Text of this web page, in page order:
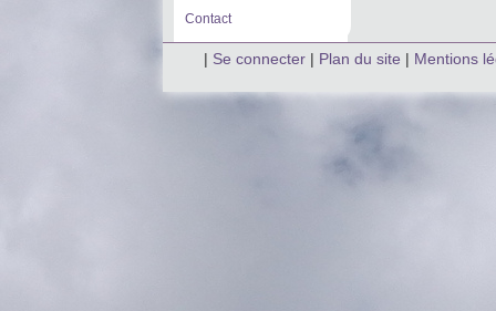
Contact
| Se connecter | Plan du site | Mentions